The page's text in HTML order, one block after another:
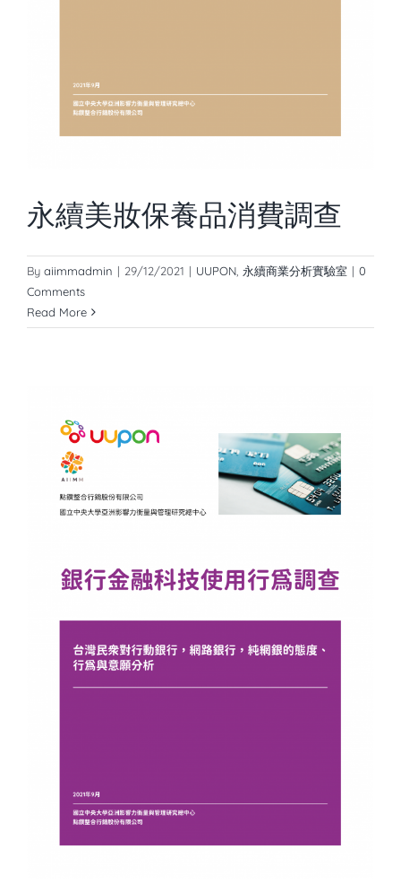
永續美妝保養品消費調查
By aiimmadmin | 29/12/2021 | UUPON, 永續商業分析實驗室 | 0
Comments
Read More